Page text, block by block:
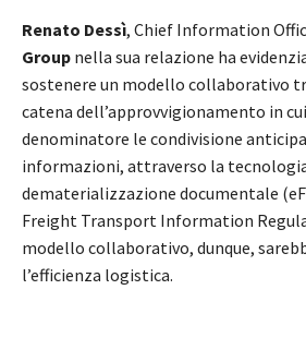
Renato Dessì, Chief Information
Group nella sua relazione ha
sostenere un modello collaborativo
catena dell’approvvigionamento in
denominatore le condivisione
informazioni, attraverso la
dematerializzazione documentale
Freight Transport Information
modello collaborativo, dunque,
l’efficienza logistica.